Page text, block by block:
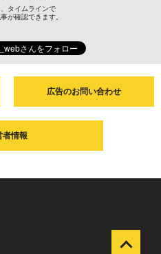
タイムラインで
が確認できます。
広告のお問い合わせ
者情報